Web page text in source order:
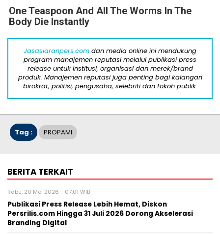
One Teaspoon And All The Worms In The
Body Die Instantly
Jasasiaranpers.com dan media online ini mendukung
program manajemen reputasi melalui publikasi press
release untuk institusi, organisasi dan merek/brand
produk. Manajemen reputasi juga penting bagi kalangan
birokrat, politisi, pengusaha, selebriti dan tokoh publik.
Tag : PROPAMI
BERITA TERKAIT
Rabu, 20 Mei 2026 - 07:01 WIB
Publikasi Press Release Lebih Hemat, Diskon
Persrilis.com Hingga 31 Juli 2026 Dorong Akselerasi
Branding Digital